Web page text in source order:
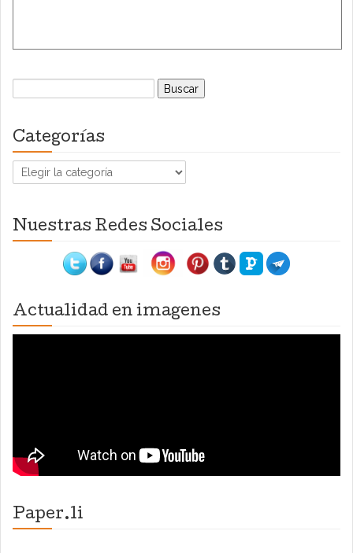
Buscar:
Categorías
Categorías
Nuestras Redes Sociales
Actualidad en imagenes
Paper.li